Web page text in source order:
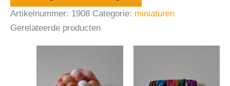
Artikelnummer: 1908 Categorie: miniaturen
Gerelateerde producten